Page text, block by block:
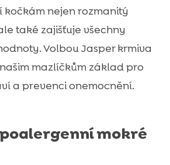
kočkám nejen rozmanitý
také zajišťuje všechny
Volbou Jasper krmiva
mazlíčkům základ pro
a prevenci onemocnění.
mokré